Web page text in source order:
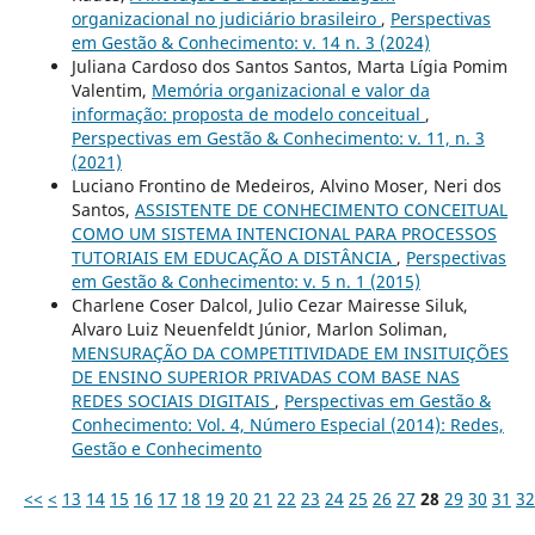
organizacional no judiciário brasileiro , Perspectivas
em Gestão & Conhecimento: v. 14 n. 3 (2024)
Juliana Cardoso dos Santos Santos, Marta Lígia Pomim
Valentim, Memória organizacional e valor da
informação: proposta de modelo conceitual ,
Perspectivas em Gestão & Conhecimento: v. 11, n. 3
(2021)
Luciano Frontino de Medeiros, Alvino Moser, Neri dos
Santos, ASSISTENTE DE CONHECIMENTO CONCEITUAL
COMO UM SISTEMA INTENCIONAL PARA PROCESSOS
TUTORIAIS EM EDUCAÇÃO A DISTÂNCIA , Perspectivas
em Gestão & Conhecimento: v. 5 n. 1 (2015)
Charlene Coser Dalcol, Julio Cezar Mairesse Siluk,
Alvaro Luiz Neuenfeldt Júnior, Marlon Soliman,
MENSURAÇÃO DA COMPETITIVIDADE EM INSITUIÇÕES
DE ENSINO SUPERIOR PRIVADAS COM BASE NAS
REDES SOCIAIS DIGITAIS , Perspectivas em Gestão &
Conhecimento: Vol. 4, Número Especial (2014): Redes,
Gestão e Conhecimento
<< < 13 14 15 16 17 18 19 20 21 22 23 24 25 26 27 28 29 30 31 32